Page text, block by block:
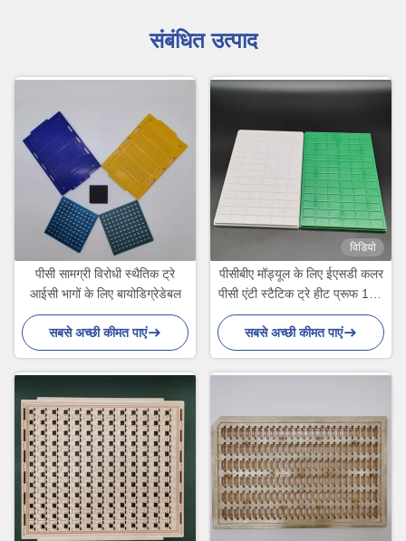
संबंधित उत्पाद
पीसी सामग्री विरोधी स्थैतिक ट्रे
आईसी भागों के लिए बायोडिग्रेडेबल
सबसे अच्छी कीमत पाएं
विडियो
पीसीबीए मॉड्यूल के लिए ईएसडी कलर
पीसी एंटी स्टैटिक ट्रे हीट प्रूफ 100
डिग्री
सबसे अच्छी कीमत पाएं